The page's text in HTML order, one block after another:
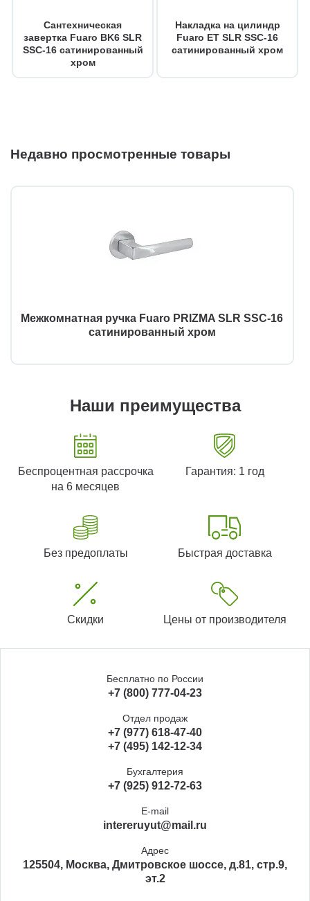
Сантехническая
завертка Fuaro BK6 SLR
SSC-16 сатинированный
хром
Накладка на цилиндр
Fuaro ET SLR SSC-16
сатинированный хром
Недавно просмотренные товары
Межкомнатная ручка Fuaro PRIZMA SLR SSC-16
сатинированный хром
Наши преимущества
Беспроцентная рассрочка
на 6 месяцев
Гарантия: 1 год
Без предоплаты Быстрая доставка
Скидки Цены от производителя
Бесплатно по России
+7 (800) 777-04-23
Отдел продаж
+7 (977) 618-47-40
+7 (495) 142-12-34
Бухгалтерия
+7 (925) 912-72-63
E-mail
intereruyut@mail.ru
Адрес
125504, Москва, Дмитровское шоссе, д.81, стр.9,
эт.2